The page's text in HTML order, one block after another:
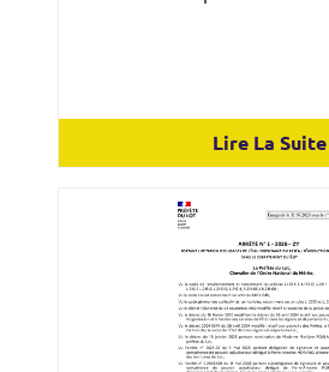
Lire La Suite